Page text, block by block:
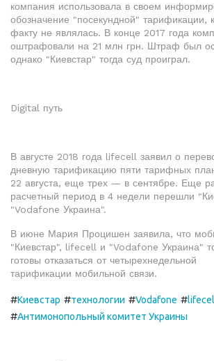
компания использовала в своем
обозначение "посекундной" тарификации,
факту не являлась. В конце 2017 года
оштрафовали на 21 млн грн. Штраф был
однако "Киевстар" тогда суд проиграл.
Digital путь
В августе 2018 года lifecell заявил о
дневную тарификацию пяти тарифных
22 августа, еще трех — в сентябре. Еще
расчетный период в 4 недели перешли
"Vodafone Украина".
В июне Мария Процишен заявила, что
"Киевстар", lifecell и "Vodafone Украина"
готовы отказаться от четырехнедельной
тарификации мобильной связи.
#Киевстар #технологии #Vodafone #
#Антимонопольный комитет Украины